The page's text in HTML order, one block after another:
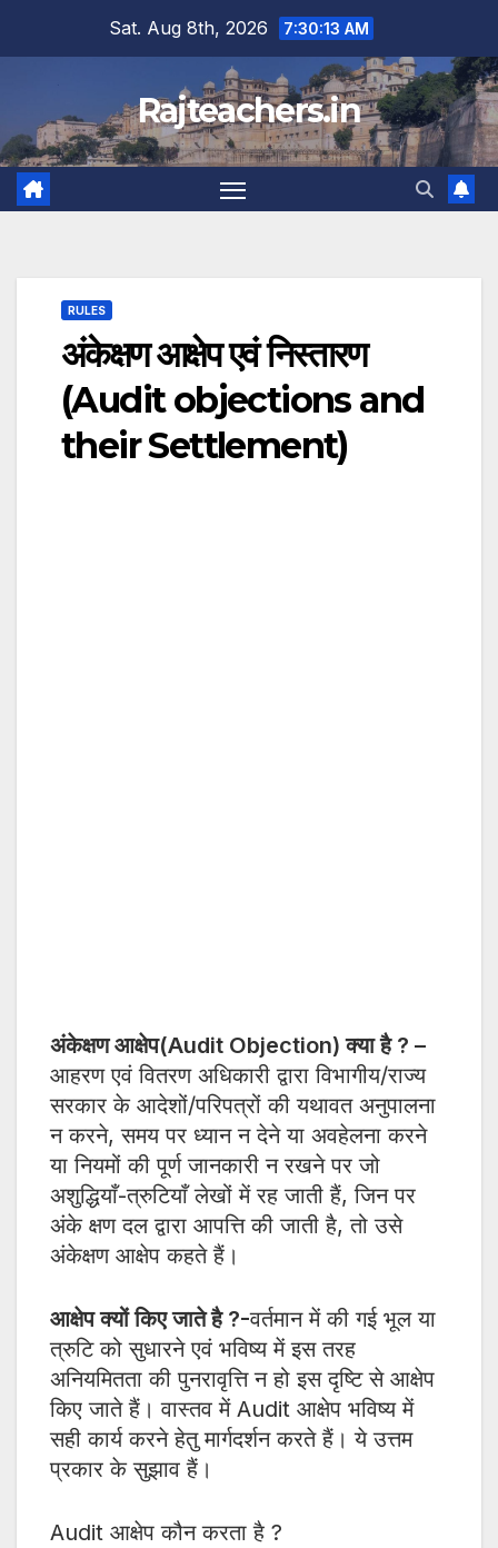
Sat. Aug 8th, 2026 7:30:14 AM
Rajteachers.in
RULES
अंकेक्षण आक्षेप एवं निस्तारण
(Audit objections and
their Settlement)
अंकेक्षण आक्षेप(Audit Objection) क्या है ? –
आहरण एवं वितरण अधिकारी द्वारा विभागीय/राज्य
सरकार के आदेशों/परिपत्रों की यथावत अनुपालना
न करने, समय पर ध्यान न देने या अवहेलना करने
या नियमों की पूर्ण जानकारी न रखने पर जो
अशुद्धियाँ-त्रुटियाँ लेखों में रह जाती हैं, जिन पर
अंके क्षण दल द्वारा आपत्ति की जाती है, तो उसे
अंकेक्षण आक्षेप कहते हैं।
आक्षेप क्यों किए जाते है ?-वर्तमान में की गई भूल या
त्रुटि को सुधारने एवं भविष्य में इस तरह
अनियमितता की पुनरावृत्ति न हो इस दृष्टि से आक्षेप
किए जाते हैं। वास्तव में Audit आक्षेप भविष्य में
सही कार्य करने हेतु मार्गदर्शन करते हैं। ये उत्तम
प्रकार के सुझाव हैं।
Audit आक्षेप कौन करता है ?